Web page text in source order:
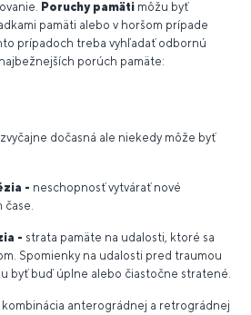
Poruchy pamäti môžu byť
pamäti alebo v horšom prípade
prípadoch treba vyhľadať odbornú
porúch pamäte:
dočasná ale niekedy môže byť
- neschopnosť vytvárať nové
- strata pamäte na udalosti, ktoré sa
Spomienky na udalosti pred traumou
byť buď úplne alebo čiastočne stratené.
kombinácia anterográdnej a retrográdnej